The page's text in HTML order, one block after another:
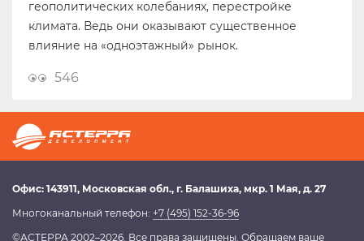
геополитических колебаниях, перестройке
климата. Ведь они оказывают существенное
влияние на «одноэтажный» рынок.
546
Офис: 143911, Московская обл., г. Балашиха, мкр. 1 Мая, д. 27
Многоканальный телефон: +7 (495) 152-36-96
©АСТЕРРА 2002–2026. Все права защищены. Обращаем ваше